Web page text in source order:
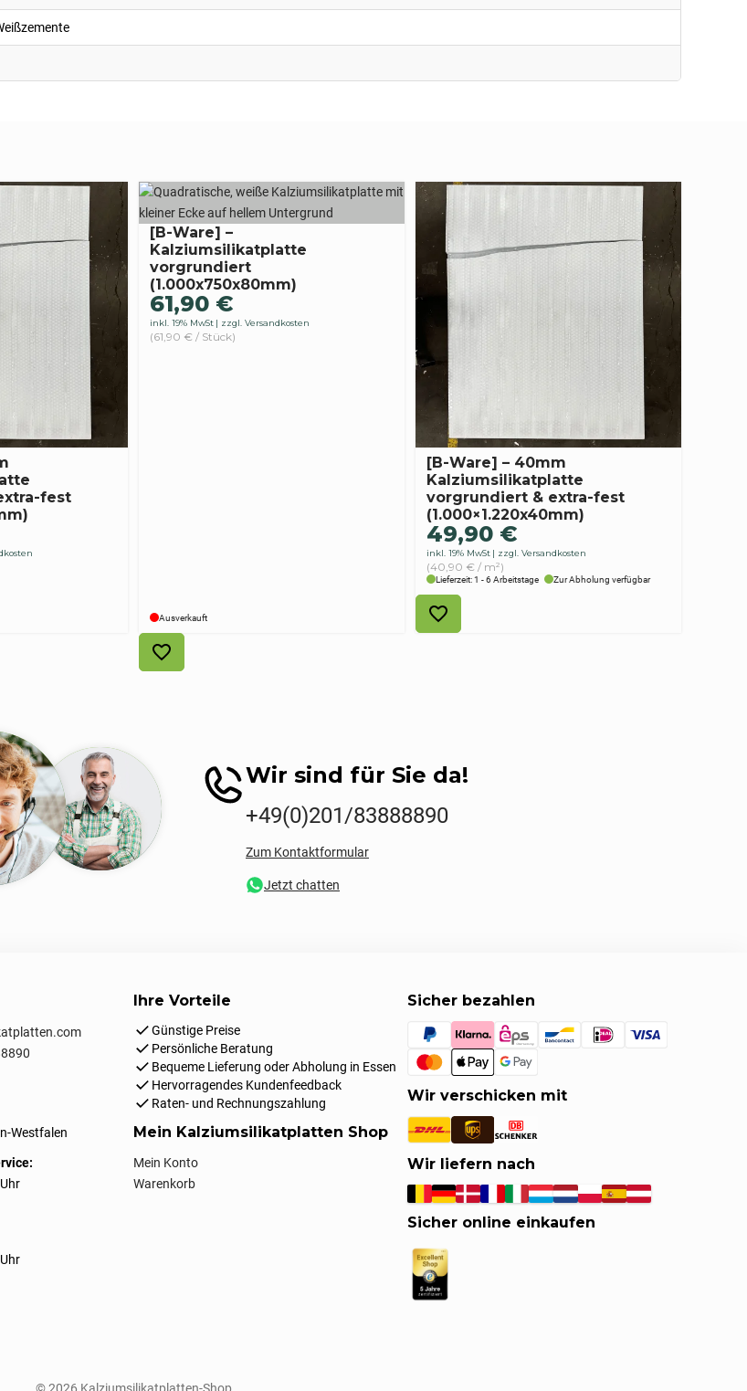
fest
[B-Ware] –
Kalziumsilikatplatte
vorgrundiert
(1.000x750x80mm)
61,90 €
inkl. 19% MwSt zzgl. Versandkosten
(61,90 € / Stück)
Ausverkauft
[B-Ware] – 40mm
Kalziumsilikatplatte
vorgrundiert & extra-fest
(1.000×1.220x40mm)
49,90 €
inkl. 19% MwSt zzgl. Versandkosten
(40,90 € / m²)
Lieferzeit: 1 - 6 Arbeitstage Zur Abholung verfügbar
Wir sind für Sie da!
+49(0)201/83888890
Zum Kontaktformular
Jetzt chatten
Westfalen
Ihre Vorteile
Günstige Preise
Persönliche Beratung
Bequeme Lieferung oder Abholung in Essen
Hervorragendes Kundenfeedback
Raten- und Rechnungszahlung
Mein Kalziumsilikatplatten Shop
Mein Konto
Warenkorb
Sicher bezahlen
Wir verschicken mit
Wir liefern nach
Sicher online einkaufen